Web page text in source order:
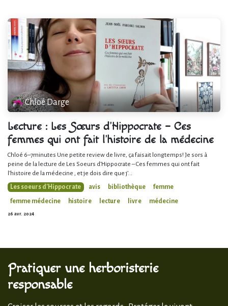
Chloé Darge
Lecture : Les Sœurs d’Hippocrate – Ces
femmes qui ont fait l’histoire de la médecine
Chloé 6–7minutes Une petite review de livre, ça faisait longtemps! Je sors à
peine de la lecture de Les Soeurs d’Hippocrate – Ces femmes qui ont fait
l’histoire de la médecine , et je dois dire que j’...
Les soeurs d'Hippocrate avis bibliothèque
femme
femme médecine
histoire lecture livre médecine
26 avr. 2024
Pratiquer une herboristerie
responsable